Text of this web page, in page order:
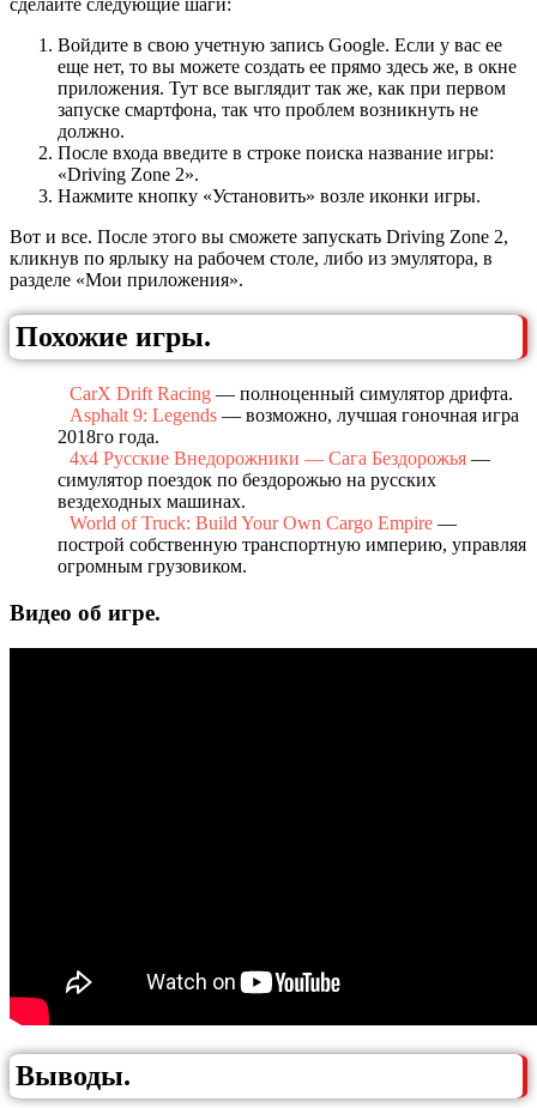
сделайте следующие шаги:
Войдите в свою учетную запись Google. Если у вас ее
еще нет, то вы можете создать ее прямо здесь же, в окне
приложения. Тут все выглядит так же, как при первом
запуске смартфона, так что проблем возникнуть не
должно.
После входа введите в строке поиска название игры:
«Driving Zone 2».
Нажмите кнопку «Установить» возле иконки игры.
Вот и все. После этого вы сможете запускать Driving Zone 2,
кликнув по ярлыку на рабочем столе, либо из эмулятора, в
разделе «Мои приложения».
Похожие игры.
CarX Drift Racing — полноценный симулятор дрифта.
Asphalt 9: Legends — возможно, лучшая гоночная игра
2018го года.
4х4 Русские Внедорожники — Сага Бездорожья —
симулятор поездок по бездорожью на русских
вездеходных машинах.
World of Truck: Build Your Own Cargo Empire —
построй собственную транспортную империю, управляя
огромным грузовиком.
Видео об игре.
Выводы.